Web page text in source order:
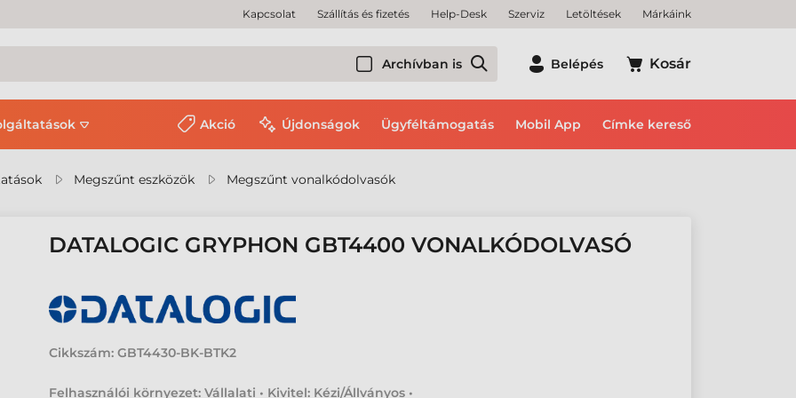
Kapcsolat Szállítás és fizetés Help-Desk Szerviz Letöltések Márkáink
Archívban is Belépés Kosár
Akció Újdonságok Ügyféltámogatás Mobil App Címke kereső
Megszűnt eszközök Megszűnt vonalkódolvasók
DATALOGIC GRYPHON GBT4400 VONALKÓDOLVASÓ
Cikkszám: GBT4430-BK-BTK2
Felhasználói környezet: Vállalati • Kivitel: Kézi/Állványos •